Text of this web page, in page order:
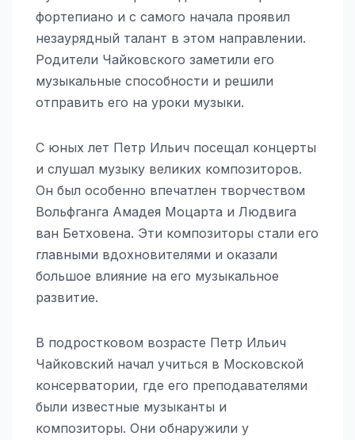
фортепиано и с самого начала проявил
незаурядный талант в этом направлении.
Родители Чайковского заметили его
музыкальные способности и решили
отправить его на уроки музыки.
С юных лет Петр Ильич посещал концерты
и слушал музыку великих композиторов.
Он был особенно впечатлен творчеством
Вольфганга Амадея Моцарта и Людвига
ван Бетховена. Эти композиторы стали его
главными вдохновителями и оказали
большое влияние на его музыкальное
развитие.
В подростковом возрасте Петр Ильич
Чайковский начал учиться в Московской
консерватории, где его преподавателями
были известные музыканты и
композиторы. Они обнаружили у